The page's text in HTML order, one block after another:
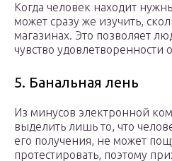
Когда человек находит
может сразу же изучить,
магазинах. Это позволяет
чувство удовлетворенности
5. Банальная лень
Из минусов электронной
выделить лишь то, что
его получения, не может
протестировать, поэтому